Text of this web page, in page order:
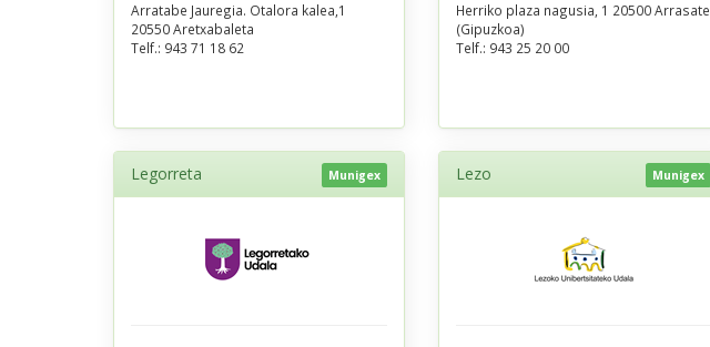
Arratabe Jauregia. Otalora kalea,1
20550 Aretxabaleta
Telf.: 943 71 18 62
Herriko plaza nagusia, 1 20500 Arrasate
(Gipuzkoa)
Telf.: 943 25 20 00
Legorreta Munigex Lezo Munigex